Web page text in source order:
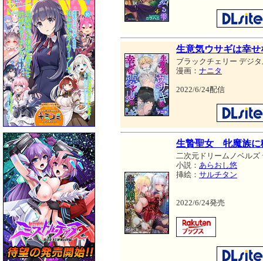
生意気ウサギは幸
ブラックチェリー デジ
漫画： ナニタ
2022/6/24配信
生贄聖女 牝魔族に
二次元ドリームノベルズ
小説： あらおし悠
挿絵： サルチタン
2022/6/24発売